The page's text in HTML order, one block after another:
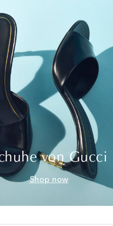
von Gucci
Shop now